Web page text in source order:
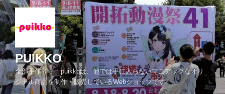
コ
ン
テ
ン
ツ
へ
ス
キ
PUIKKO
全部手作り！ puikkoは、他では手に入らないマニアックなオリ
ジナル商品を制作・販売しているWebショップです